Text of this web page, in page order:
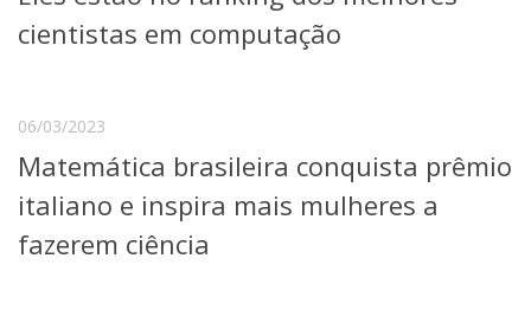
Centros, Núcleos e Projetos em Rede
Pós-doutorado
Projetos, Programas e Cursos
Artes, Cultura e Esportes
cientistas em computação
06/03/2023
Matemática brasileira conquista prêmio
italiano e inspira mais mulheres a
fazerem ciência